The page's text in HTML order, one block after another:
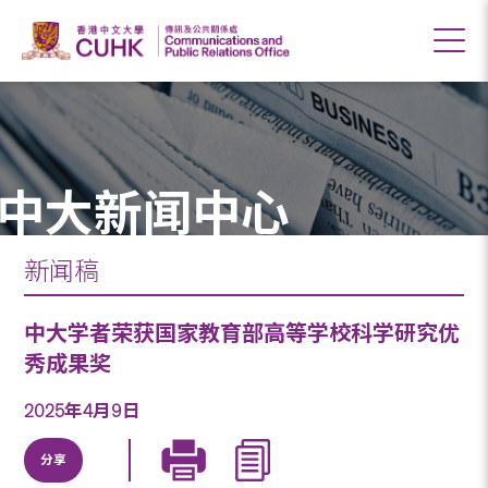
大新闻中心
新闻稿
中大学者荣获国家教育部高等学校科学研究优
秀成果奖
2025年4月9日
分享